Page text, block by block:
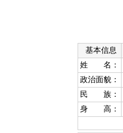
基本信息
姓 名：
政治面貌：
民 族：
身 高：